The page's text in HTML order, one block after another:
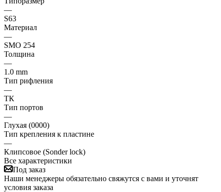
—
S63
Материал
—
SMO 254
Толщина
—
1.0 mm
Тип рифления
—
ТК
Тип портов
—
Глухая (0000)
Тип крепления к пластине
—
Клипсовое (Sonder lock)
Все характеристики
Под заказ
Наши менеджеры обязательно свяжутся с вами и уточнят
условия заказа